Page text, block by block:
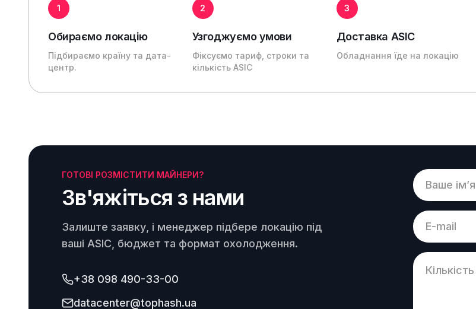
1
Обираємо локацію
Підбираємо країну та дата-
центр.
2
Узгоджуємо умови
Фіксуємо тариф, строки та
кількість ASIC
3
Доставка ASIC
Обладнання їде на локацію
ГОТОВІ РОЗМІСТИТИ МАЙНЕРИ?
Зв'яжіться з нами
Залиште заявку, і менеджер підбере локацію під
ваші ASIC, бюджет та формат охолодження.
+38 098 490-33-00
datacenter@tophash.ua